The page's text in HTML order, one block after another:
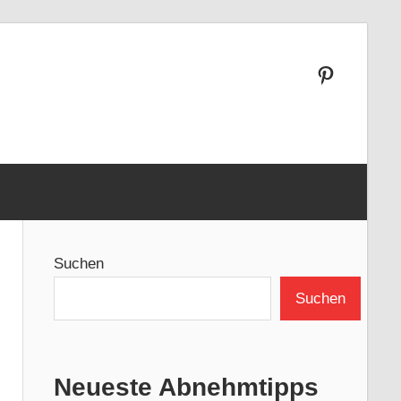
Pinterest
Suchen
Suchen
Neueste Abnehmtipps